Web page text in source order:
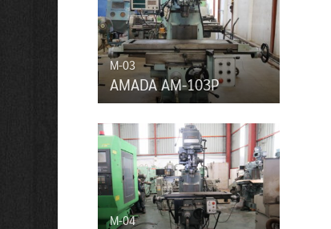
M-03
AMADA AM-103P
M-04